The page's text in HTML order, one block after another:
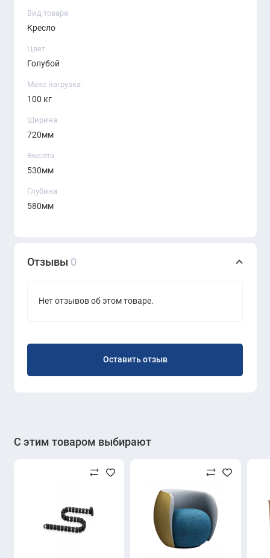
нашем сайте и создайте пространство, которое
Вид товара
Кресло
Цвет
Голубой
Макс нагрузка
100 кг
Ширина
720мм
Высота
530мм
Глубина
580мм
Отзывы 0
Нет отзывов об этом товаре.
Оставить отзыв
С этим товаром выбирают